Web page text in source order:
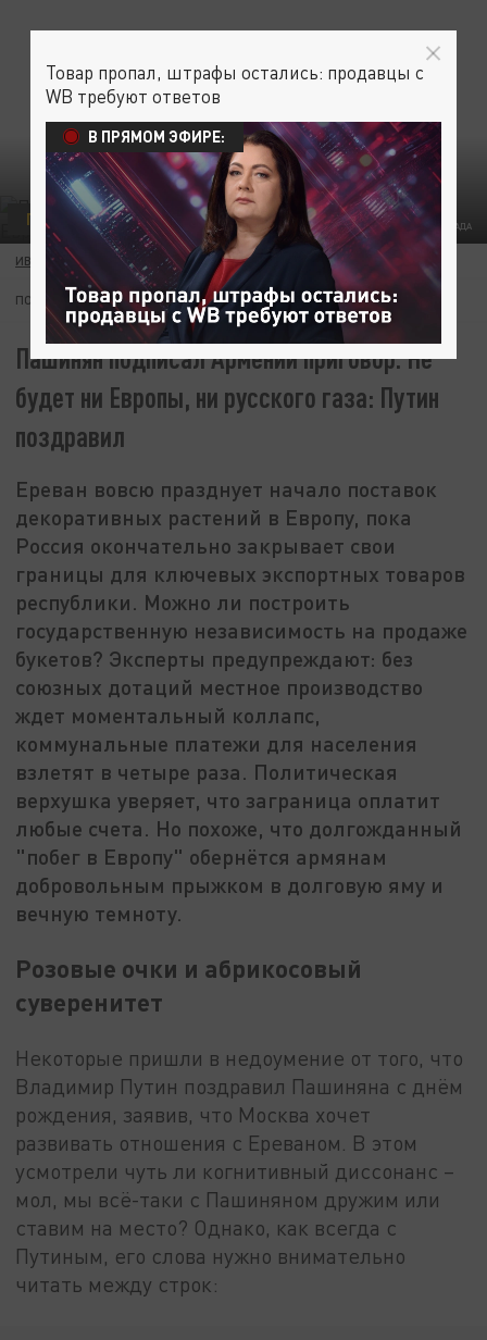
КОЛЛАЖ ЦАРЬГРАДА
ПОЛИТИКА
ИВАН ПРОХОРОВ 02 ИЮНЯ 20:00
ПОДПИШИТЕСЬ:
Пашинян подписал Армении приговор. Не
будет ни Европы, ни русского газа: Путин
поздравил
Ереван вовсю празднует начало поставок
декоративных растений в Европу, пока
Россия окончательно закрывает свои
границы для ключевых экспортных товаров
республики. Можно ли построить
государственную независимость на продаже
букетов? Эксперты предупреждают: без
союзных дотаций местное производство
ждет моментальный коллапс,
коммунальные платежи для населения
взлетят в четыре раза. Политическая
верхушка уверяет, что заграница оплатит
любые счета. Но похоже, что долгожданный
"побег в Европу" обернётся армянам
добровольным прыжком в долговую яму и
вечную темноту.
Розовые очки и абрикосовый
суверенитет
Некоторые пришли в недоумение от того, что
Владимир Путин поздравил Пашиняна с днём
рождения, заявив, что Москва хочет
развивать отношения с Ереваном. В этом
усмотрели чуть ли когнитивный диссонанс –
мол, мы всё-таки с Пашиняном дружим или
ставим на место? Однако, как всегда с
Путиным, его слова нужно внимательно
читать между строк:
Товар пропал, штрафы остались: продавцы с
WB требуют ответов
В ПРЯМОМ ЭФИРЕ: